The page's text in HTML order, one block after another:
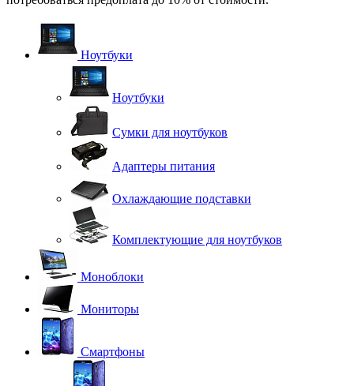
Ноутбуки
Ноутбуки
Сумки для ноутбуков
Адаптеры питания
Охлаждающие подставки
Комплектующие для ноутбуков
Моноблоки
Мониторы
Смартфоны